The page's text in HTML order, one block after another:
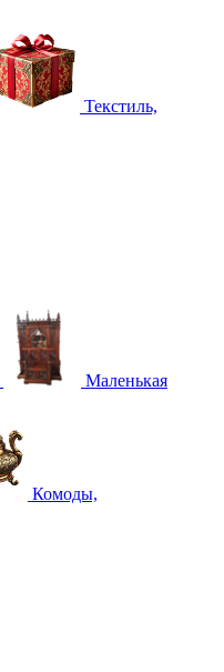
Текстиль,
Маленькая
Комоды,